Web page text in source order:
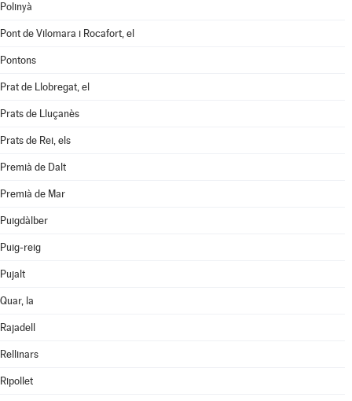
Polinyà
Pont de Vilomara i Rocafort, el
Pontons
Prat de Llobregat, el
Prats de Lluçanès
Prats de Rei, els
Premià de Dalt
Premià de Mar
Puigdàlber
Puig-reig
Pujalt
Quar, la
Rajadell
Rellinars
Ripollet